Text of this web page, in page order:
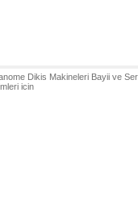
Dikis Makineleri Bayii ve
icin